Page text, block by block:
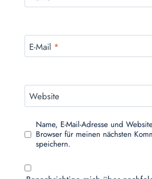
E-Mail *
Website
Name, E-Mail-Adresse und
Browser für meinen nächsten
speichern.